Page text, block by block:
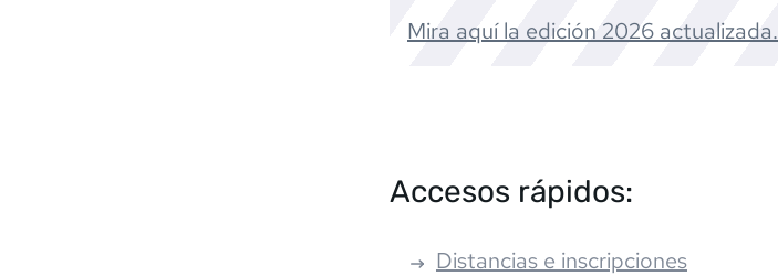
Mira aquí la edición 2026 actualizada.
Accesos rápidos:
Distancias e inscripciones